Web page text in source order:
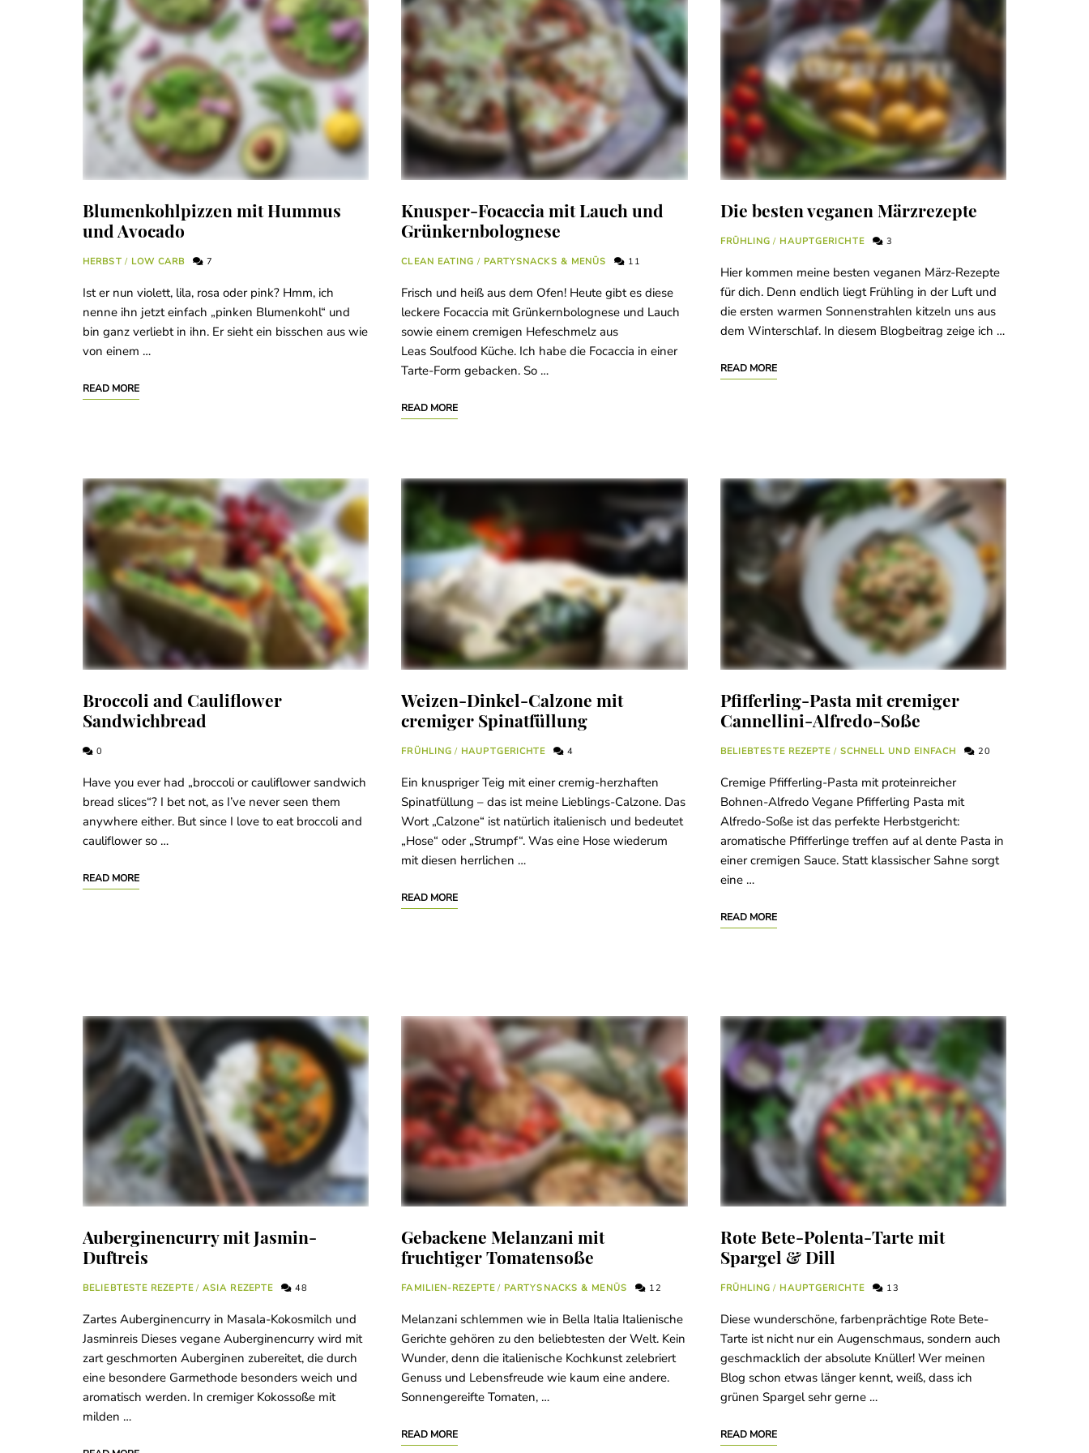
Blumenkohlpizzen mit Hummus
und Avocado
HERBST / LOW CARB 7
Ist er nun violett, lila, rosa oder pink? Hmm, ich
nenne ihn jetzt einfach „pinken Blumenkohl“ und
bin ganz verliebt in ihn. Er sieht ein bisschen aus wie
von einem …
READ MORE
Knusper-Focaccia mit Lauch und
Grünkernbolognese
CLEAN EATING / PARTYSNACKS & MENÜS 11
Frisch und heiß aus dem Ofen! Heute gibt es diese
leckere Focaccia mit Grünkernbolognese und Lauch
sowie einem cremigen Hefeschmelz aus
Leas Soulfood Küche. Ich habe die Focaccia in einer
Tarte-Form gebacken. So …
READ MORE
Die besten veganen Märzrezepte
FRÜHLING / HAUPTGERICHTE 3
Hier kommen meine besten veganen März-Rezepte
für dich. Denn endlich liegt Frühling in der Luft und
die ersten warmen Sonnenstrahlen kitzeln uns aus
dem Winterschlaf. In diesem Blogbeitrag zeige ich …
READ MORE
Broccoli and Cauliflower
Sandwichbread
0
Have you ever had „broccoli or cauliflower sandwich
bread slices“? I bet not, as I’ve never seen them
anywhere either. But since I love to eat broccoli and
cauliflower so …
READ MORE
Weizen-Dinkel-Calzone mit
cremiger Spinatfüllung
FRÜHLING / HAUPTGERICHTE 4
Ein knuspriger Teig mit einer cremig-herzhaften
Spinatfüllung – das ist meine Lieblings-Calzone. Das
Wort „Calzone“ ist natürlich italienisch und bedeutet
„Hose“ oder „Strumpf“. Was eine Hose wiederum
mit diesen herrlichen …
READ MORE
Pfifferling-Pasta mit cremiger
Cannellini-Alfredo-Soße
BELIEBTESTE REZEPTE / SCHNELL UND EINFACH 20
Cremige Pfifferling-Pasta mit proteinreicher
Bohnen-Alfredo Vegane Pfifferling Pasta mit
Alfredo-Soße ist das perfekte Herbstgericht:
aromatische Pfifferlinge treffen auf al dente Pasta in
einer cremigen Sauce. Statt klassischer Sahne sorgt
eine …
READ MORE
Auberginencurry mit Jasmin-
Duftreis
BELIEBTESTE REZEPTE/ ASIA REZEPTE 48
Zartes Auberginencurry in Masala-Kokosmilch und
Jasminreis Dieses vegane Auberginencurry wird mit
zart geschmorten Auberginen zubereitet, die durch
eine besondere Garmethode besonders weich und
aromatisch werden. In cremiger Kokossoße mit
milden …
Gebackene Melanzani mit
fruchtiger Tomatensoße
FAMILIEN-REZEPTE/ PARTYSNACKS & MENÜS 12
Melanzani schlemmen wie in Bella Italia Italienische
Gerichte gehören zu den beliebtesten der Welt. Kein
Wunder, denn die italienische Kochkunst zelebriert
Genuss und Lebensfreude wie kaum eine andere.
Sonnengereifte Tomaten, …
READ MORE
Rote Bete-Polenta-Tarte mit
Spargel & Dill
FRÜHLING / HAUPTGERICHTE 13
Diese wunderschöne, farbenprächtige Rote Bete-
Tarte ist nicht nur ein Augenschmaus, sondern auch
geschmacklich der absolute Knüller! Wer meinen
Blog schon etwas länger kennt, weiß, dass ich
grünen Spargel sehr gerne …
READ MORE